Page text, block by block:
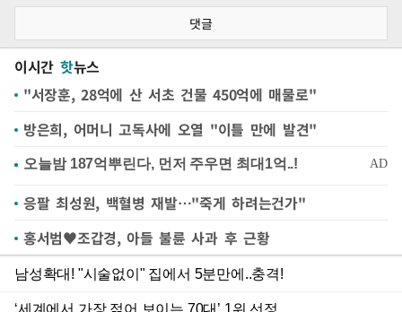
댓글
이시간 핫뉴스
"서장훈, 28억에 산 서초 건물 450억에 매물로"
방은희, 어머니 고독사에 오열 "이틀 만에 발견"
응팔 최성원, 백혈병 재발…"죽게 하려는건가"
홍서범♥조갑경, 아들 불륜 사과 후 근황